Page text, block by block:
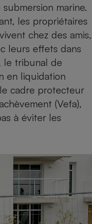
marine.
les propriétaires
chez des amis,
leurs effets dans
le tribunal de
en liquidation
cadre protecteur
(Vefa),
à éviter les
Plaque de cuisson à
induction
Climatiseur -
Ventilateur
Téléphone mobile -
Smartphone
Antivirus
Radiateur électrique